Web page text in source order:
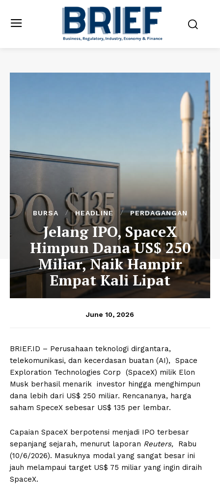
BURSA HEADLINE PERDAGANGAN
Jelang IPO, SpaceX
Himpun Dana US$ 250
Miliar, Naik Hampir
Empat Kali Lipat
June 10, 2026
BRIEF.ID – Perusahaan teknologi dirgantara,
telekomunikasi, dan kecerdasan buatan (AI), Space
Exploration Technologies Corp (SpaceX) milik Elon
Musk berhasil menarik investor hingga menghimpun
dana lebih dari US$ 250 miliar. Rencananya, harga
saham SpeceX sebesar US$ 135 per lembar.
Capaian SpaceX berpotensi menjadi IPO terbesar
sepanjang sejarah, menurut laporan Reuters,
Rabu
(10/6/2026). Masuknya modal yang sangat besar ini
jauh melampaui target US$ 75 miliar yang ingin diraih
SpaceX.